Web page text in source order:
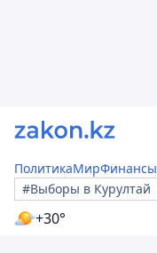
ПолитикаМирФинансы
#Выборы в Курултай
+30°